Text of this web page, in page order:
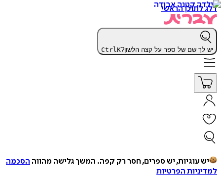
דלג לתוכן הראשי
יש לך שם של ספר על קצה הלשון? CtrlK
יש עוגיות, יש ספרים, חסר רק קפה. המשך גלישה מהווה הסכמה
למדיניות הפרטיות